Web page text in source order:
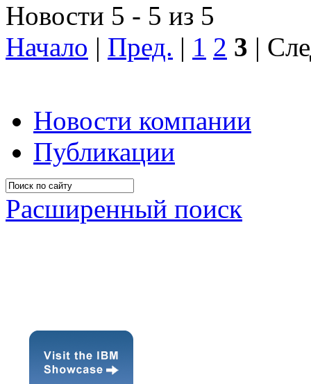
Новости 5 - 5 из 5
Начало | Пред. | 1 2 3 |
Новости компании
Публикации
Расширенный поиск